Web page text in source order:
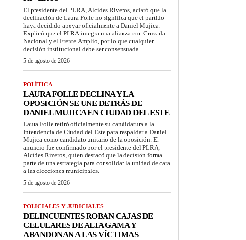
El presidente del PLRA, Alcides Riveros, aclaró que la
declinación de Laura Folle no significa que el partido
haya decidido apoyar oficialmente a Daniel Mujica.
Explicó que el PLRA integra una alianza con Cruzada
Nacional y el Frente Amplio, por lo que cualquier
decisión institucional debe ser consensuada.
5 de agosto de 2026
POLÍTICA
LAURA FOLLE DECLINA Y LA
OPOSICIÓN SE UNE DETRÁS DE
DANIEL MUJICA EN CIUDAD DEL ESTE
Laura Folle retiró oficialmente su candidatura a la
Intendencia de Ciudad del Este para respaldar a Daniel
Mujica como candidato unitario de la oposición. El
anuncio fue confirmado por el presidente del PLRA,
Alcides Riveros, quien destacó que la decisión forma
parte de una estrategia para consolidar la unidad de cara
a las elecciones municipales.
5 de agosto de 2026
POLICIALES Y JUDICIALES
DELINCUENTES ROBAN CAJAS DE
CELULARES DE ALTA GAMA Y
ABANDONAN A LAS VÍCTIMAS